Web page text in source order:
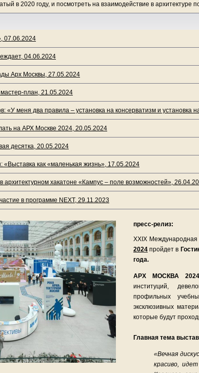
в 2020 году, и посмотреть на взаимодействие в архитектуре
07.06.2024
04.06.2024
Арх Москвы, 27.05.2024
план, 21.05.2024
«У меня два правила – установка на консерватизм и установка
на АРХ Москве 2024, 20.05.2024
десятка, 20.05.2024
как «маленькая жизнь», 17.05.2024
архитектурном хакатоне «Кампус – поле возможностей»,
в программе NEXT, 29.11.2023
пресс-релиз:
XXIX Международная
2024 пройдет в
года.
АРХ МОСКВА 2024
институций,
профильных
эксклюзивных
которые будут
Главная тема
«Вечная
красиво,